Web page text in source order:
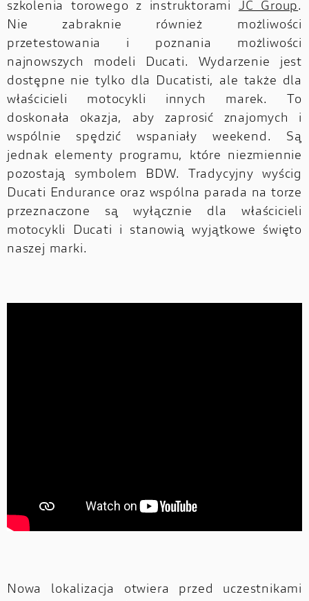
szkolenia torowego z instruktorami JC Group.
Nie zabraknie również możliwości
przetestowania i poznania możliwości
najnowszych modeli Ducati. Wydarzenie jest
dostępne nie tylko dla Ducatisti, ale także dla
właścicieli motocykli innych marek. To
doskonała okazja, aby zaprosić znajomych i
wspólnie spędzić wspaniały weekend. Są
jednak elementy programu, które niezmiennie
pozostają symbolem BDW. Tradycyjny wyścig
Ducati Endurance oraz wspólna parada na torze
przeznaczone są wyłącznie dla właścicieli
motocykli Ducati i stanowią wyjątkowe święto
naszej marki.
Nowa lokalizacja otwiera przed uczestnikami